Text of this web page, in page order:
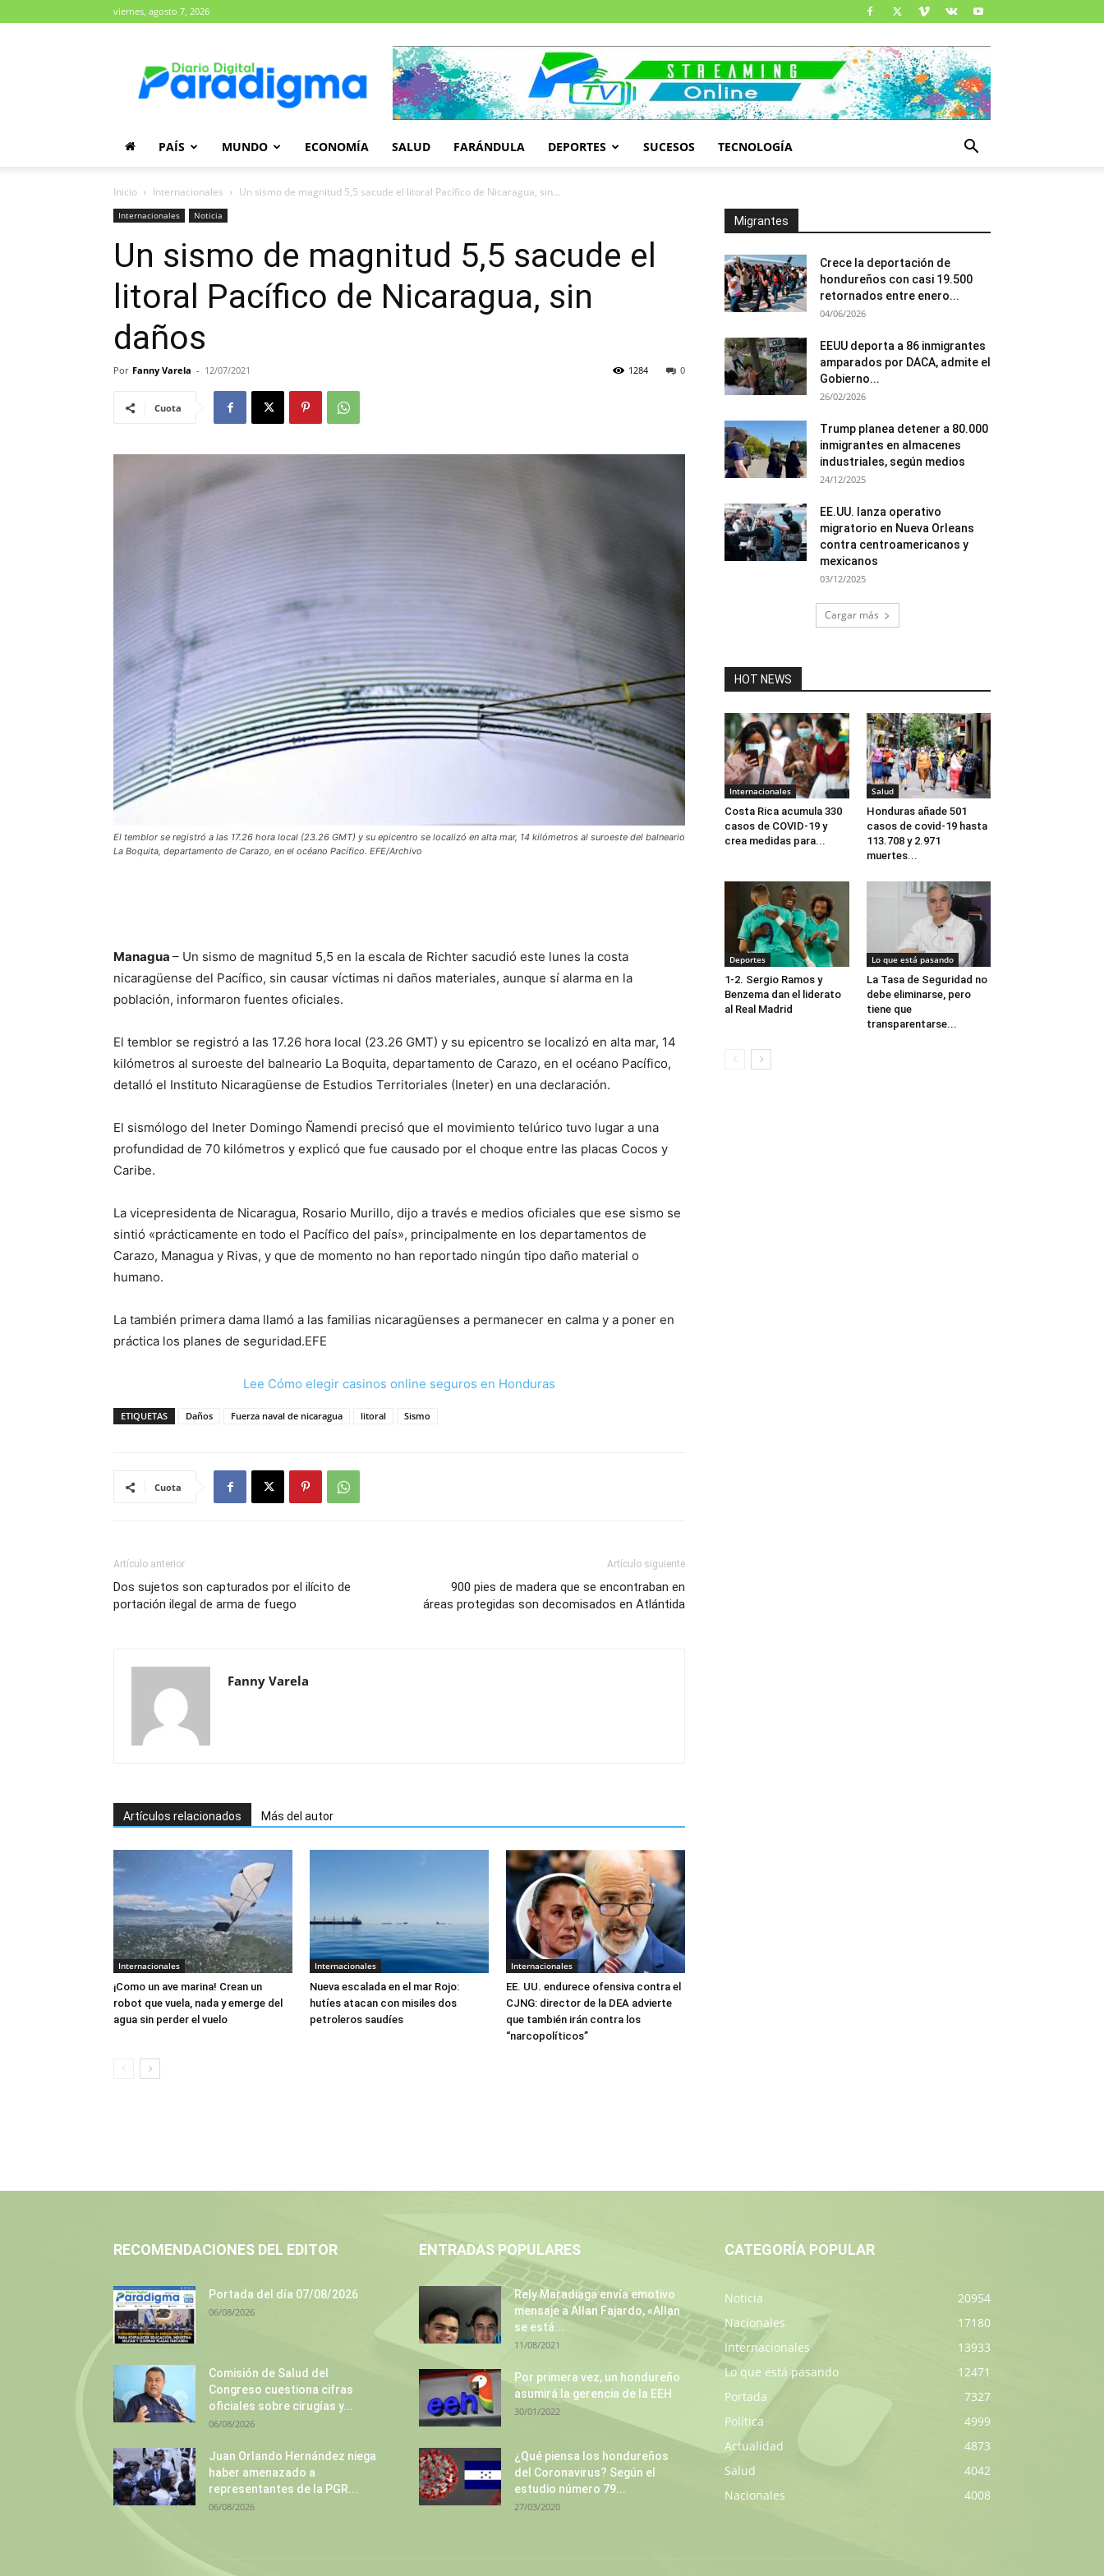
viernes, agosto 7, 2026
Paradigma
PAÍS MUNDO ECONOMÍA SALUD FARÁNDULA DEPORTES SUCESOS TECNOLOGÍA
Inicio Internacionales Un sismo de magnitud 5,5 sacude el litoral Pacífico de Nicaragua, sin...
Internacionales Noticia
Un sismo de magnitud 5,5 sacude el
litoral Pacífico de Nicaragua, sin
daños
Por Fanny Varela - 12/07/2021 0
1284
Cuota
El temblor se registró a las 17.26 hora local (23.26 GMT) y su epicentro se localizó en alta mar, 14 kilómetros al suroeste del balneario
La Boquita, departamento de Carazo, en el océano Pacífico. EFE/Archivo
Managua – Un sismo de magnitud 5,5 en la escala de Richter sacudió este lunes la costa
nicaragüense del Pacífico, sin causar víctimas ni daños materiales, aunque sí alarma en la
población, informaron fuentes oficiales.
El temblor se registró a las 17.26 hora local (23.26 GMT) y su epicentro se localizó en alta mar, 14
kilómetros al suroeste del balneario La Boquita, departamento de Carazo, en el océano Pacífico,
detalló el Instituto Nicaragüense de Estudios Territoriales (Ineter) en una declaración.
El sismólogo del Ineter Domingo Ñamendi precisó que el movimiento telúrico tuvo lugar a una
profundidad de 70 kilómetros y explicó que fue causado por el choque entre las placas Cocos y
Caribe.
La vicepresidenta de Nicaragua, Rosario Murillo, dijo a través e medios oficiales que ese sismo se
sintió «prácticamente en todo el Pacífico del país», principalmente en los departamentos de
Carazo, Managua y Rivas, y que de momento no han reportado ningún tipo daño material o
humano.
La también primera dama llamó a las familias nicaragüenses a permanecer en calma y a poner en
práctica los planes de seguridad.EFE
Lee Cómo elegir casinos online seguros en Honduras
ETIQUETAS Daños Fuerza naval de nicaragua litoral Sismo
Cuota
Artículo anterior
Dos sujetos son capturados por el ilícito de
portación ilegal de arma de fuego
Artículo siguiente
900 pies de madera que se encontraban en
áreas protegidas son decomisados en Atlántida
Fanny Varela
Artículos relacionados Más del autor
Internacionales
¡Como un ave marina! Crean un
robot que vuela, nada y emerge del
agua sin perder el vuelo
Internacionales
Nueva escalada en el mar Rojo:
hutíes atacan con misiles dos
petroleros saudíes
Internacionales
EE. UU. endurece ofensiva contra el
CJNG: director de la DEA advierte
que también irán contra los
“narcopolíticos”
Migrantes
Crece la deportación de
hondureños con casi 19.500
retornados entre enero...
04/06/2026
EEUU deporta a 86 inmigrantes
amparados por DACA, admite el
Gobierno...
26/02/2026
Trump planea detener a 80.000
inmigrantes en almacenes
industriales, según medios
24/12/2025
EE.UU. lanza operativo
migratorio en Nueva Orleans
contra centroamericanos y
mexicanos
03/12/2025
Cargar más
HOT NEWS
Internacionales
Costa Rica acumula 330
casos de COVID-19 y
crea medidas para...
Salud
Honduras añade 501
casos de covid-19 hasta
113.708 y 2.971
muertes...
Deportes
1-2. Sergio Ramos y
Benzema dan el liderato
al Real Madrid
Lo que está pasando
La Tasa de Seguridad no
debe eliminarse, pero
tiene que
transparentarse...
RECOMENDACIONES DEL EDITOR
Portada del día 07/08/2026
06/08/2026
Comisión de Salud del
Congreso cuestiona cifras
oficiales sobre cirugías y...
06/08/2026
Juan Orlando Hernández niega
haber amenazado a
representantes de la PGR...
06/08/2026
ENTRADAS POPULARES
Rely Maradiaga envía emotivo
mensaje a Allan Fajardo, «Allan
se está...
11/08/2021
Por primera vez, un hondureño
asumirá la gerencia de la EEH
30/01/2022
¿Qué piensa los hondureños
del Coronavirus? Según el
estudio número 79...
27/03/2020
CATEGORÍA POPULAR
Noticia
20954
Nacionales
17180
Internacionales
13933
Lo que está pasando
12471
Portada
7327
Política
4999
Actualidad
4873
Salud
4042
Nacionales
4008